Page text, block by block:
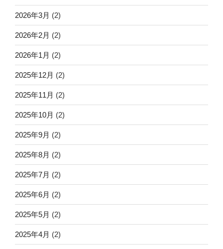
2026年3月 (2)
2026年2月 (2)
2026年1月 (2)
2025年12月 (2)
2025年11月 (2)
2025年10月 (2)
2025年9月 (2)
2025年8月 (2)
2025年7月 (2)
2025年6月 (2)
2025年5月 (2)
2025年4月 (2)